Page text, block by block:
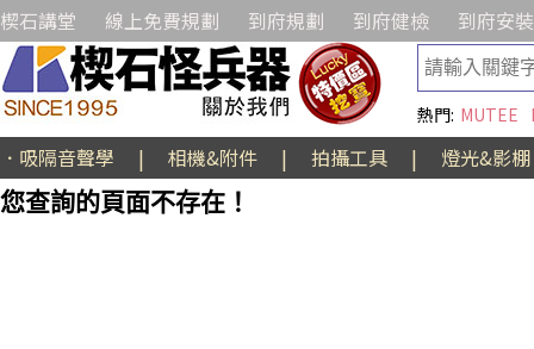
楔石講堂 線上免費規劃 到府規劃 到府健檢 到府安裝
熱門: MUTEE
．吸隔音聲學 | 相機&附件 | 拍攝工具 |
燈光&影棚
您查詢的頁面不存在！